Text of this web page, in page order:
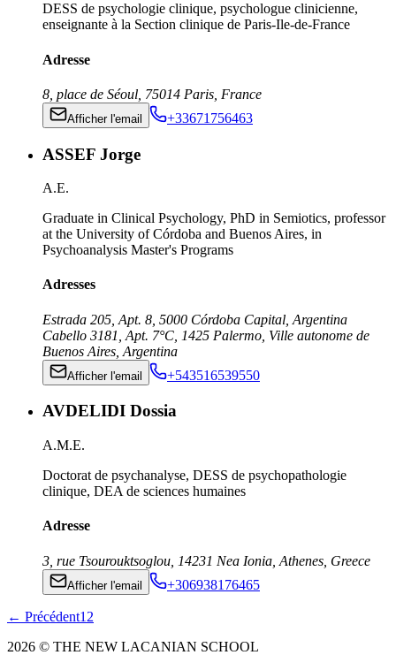
DESS de psychologie clinique, psychologue clinicienne,
enseignante à la Section clinique de Paris-Ile-de-France
Adresse
8, place de Séoul 75014 Paris France
Afficher l'email +33671756463
ASSEF Jorge
A.E.
Graduate in Clinical Psychology, PhD in Semiotics, professor
at the University of Córdoba and Buenos Aires, in
Psychoanalysis Master's Programs
Adresses
Estrada 205, Apt. 8 5000 Córdoba Capital Argentina
Cabello 3181, Apt. 7°C 1425 Palermo, Ville autonome de
Buenos Aires Argentina
Afficher l'email +543516539550
AVDELIDI Dossia
A.M.E.
Doctorat de psychanalyse, DESS de psychopathologie
clinique, DEA de sciences humaines
Adresse
3, rue Tsourouktsoglou 14231 Nea Ionia, Athenes Greece
Afficher l'email +306938176465
← Précédent1 2
2026 © THE NEW LACANIAN SCHOOL